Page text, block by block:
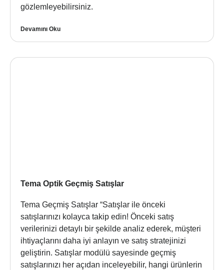
gözlemleyebilirsiniz.
Devamını Oku
Tema Optik Geçmiş Satışlar
Tema Geçmiş Satışlar “Satışlar ile önceki
satışlarınızı kolayca takip edin! Önceki satış
verilerinizi detaylı bir şekilde analiz ederek, müşteri
ihtiyaçlarını daha iyi anlayın ve satış stratejinizi
geliştirin. Satışlar modülü sayesinde geçmiş
satışlarınızı her açıdan inceleyebilir, hangi ürünlerin